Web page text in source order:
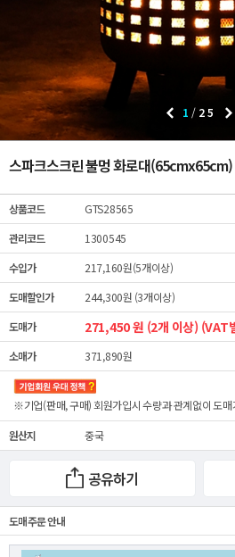
1 / 25
스파크스크린 불멍 화로대(65cmx65cm)
상품코드
GTS28565
관리코드
1300545
수입가
217,160원(5개이상)
도매할인가
244,300원 (3개이상)
도매가
271,450 원 (2개 이상) (VAT
소매가 371,890원
※기업(판매, 구매) 회원가입시 수량과 관계없이도매
원산지 중국
공유하기
도매 주문 안내